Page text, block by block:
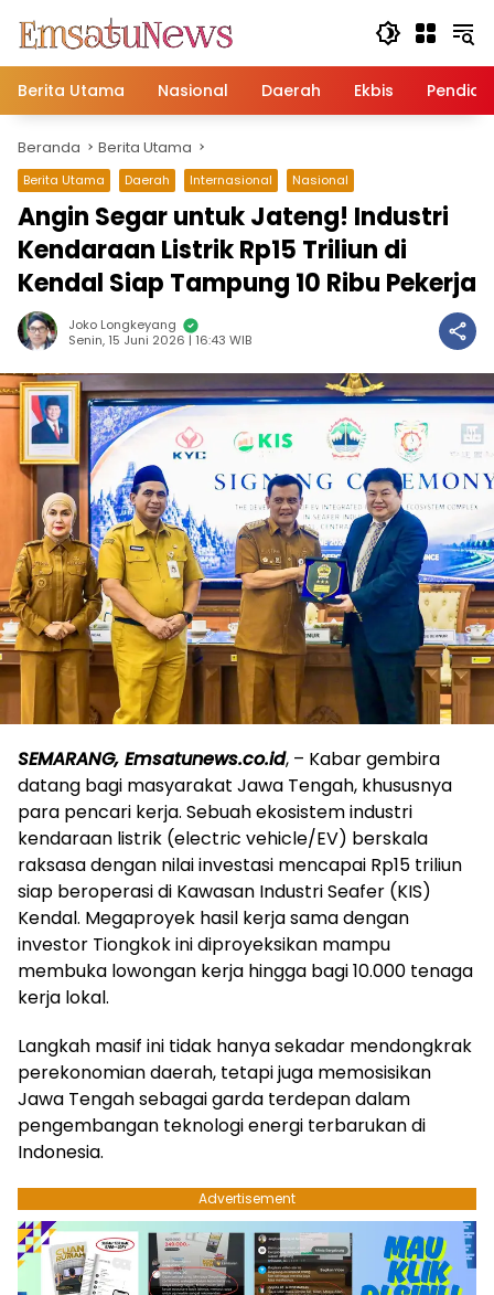
konten
Berita Utama
Nasional Daerah Ekbis
Beranda Berita Utama
Berita Utama Daerah Internasional Nasional
Angin Segar untuk Jateng! Industri
Kendaraan Listrik Rp15 Triliun di
Kendal Siap Tampung 10 Ribu Pekerja
Joko Longkeyang
Senin, 15 Juni 2026 | 16:43 WIB
SEMARANG, Emsatunews.co.id, – Kabar gembira
datang bagi masyarakat Jawa Tengah, khususnya
para pencari kerja. Sebuah ekosistem industri
kendaraan listrik (electric vehicle/EV) berskala
raksasa dengan nilai investasi mencapai Rp15 triliun
siap beroperasi di Kawasan Industri Seafer (KIS)
Kendal. Megaproyek hasil kerja sama dengan
investor Tiongkok ini diproyeksikan mampu
membuka lowongan kerja hingga bagi 10.000 tenaga
kerja lokal.
​Langkah masif ini tidak hanya sekadar mendongkrak
perekonomian daerah, tetapi juga memosisikan
Jawa Tengah sebagai garda terdepan dalam
pengembangan teknologi energi terbarukan di
Indonesia.
Advertisement